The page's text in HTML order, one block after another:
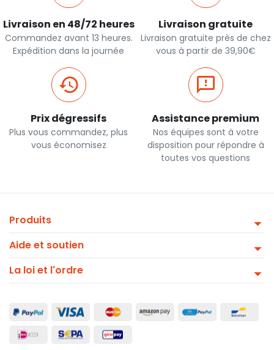
Livraison en 48/72 heures
Commandez avant 13 heures.
Expédition dans la journée
Livraison gratuite
Livraison gratuite près de chez
vous à partir de 39,90€
Prix dégressifs
Plus vous commandez, plus
vous économisez
Assistance premium
Nos équipes sont à votre
disposition pour répondre à
toutes vos questions
Produits
Aide et soutien
La loi et l'ordre